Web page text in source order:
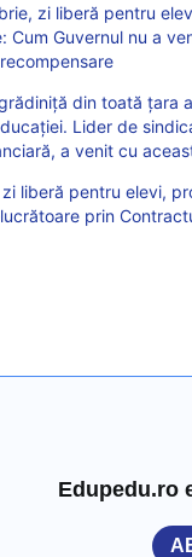
zi liberă pentru
Cum Guvernul nu a
din toată țara
Lider de
a venit cu
liberă pentru elevi,
prin
Edupedu.ro